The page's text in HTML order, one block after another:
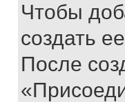
Чтобы
создать
После